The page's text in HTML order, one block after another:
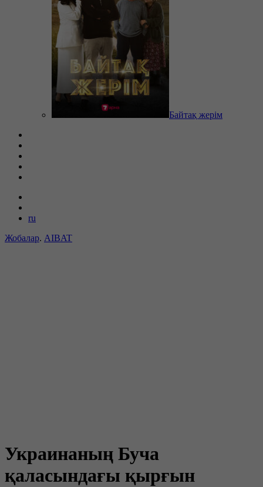
Байтақ жерім
ru
Жобалар. AIBAT
Украинаның Буча
қаласындағы қырғын